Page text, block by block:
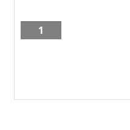
Tuš
kanalica
količina